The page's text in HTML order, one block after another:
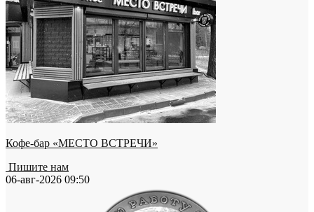
Кофе-бар «МЕСТО ВСТРЕЧИ»
Пишите нам
06-авг-2026 09:50